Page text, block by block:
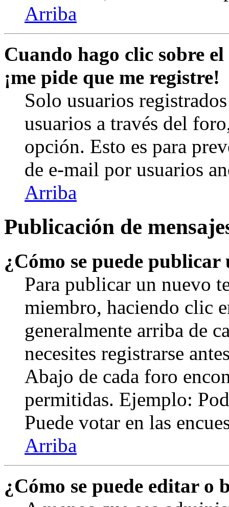
Arriba
Cuando hago clic sobre
¡me pide que me registre!
Solo usuarios
usuarios a través del
opción. Esto es para
de e-mail por usuarios
Arriba
Publicación de
¿Cómo se puede
Para publicar un nuevo
miembro, haciendo clic
generalmente arriba de
necesites registrarse
Abajo de cada foro
permitidas. Ejemplo:
Puede votar en las
Arriba
¿Cómo se puede editar o